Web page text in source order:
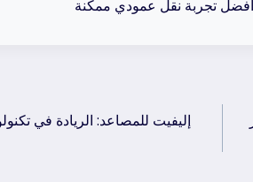
إليفيت للمصاعد: الريادة في